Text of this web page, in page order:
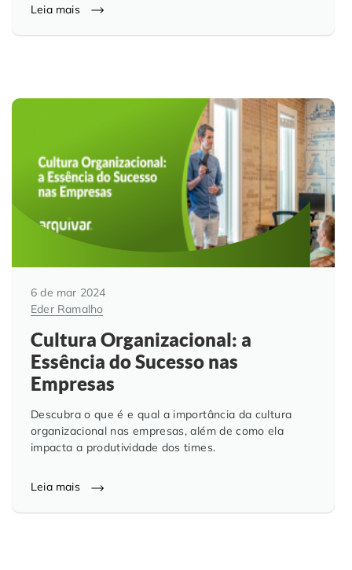
Guarda de Documentos
Leia mais
6 de mar 2024
Eder Ramalho
Cultura Organizacional: a
Essência do Sucesso nas
Empresas
Descubra o que é e qual a importância da cultura
organizacional nas empresas, além de como ela
impacta a produtividade dos times.
Leia mais